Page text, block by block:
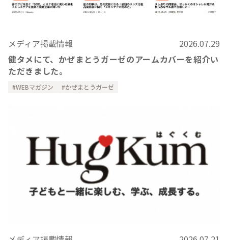
メディア掲載情報
2026.07.29
健タメにて、かぜまとうガーゼのアームカバーを紹介い
ただきました。
WEBマガジン かぜまとうガーゼ